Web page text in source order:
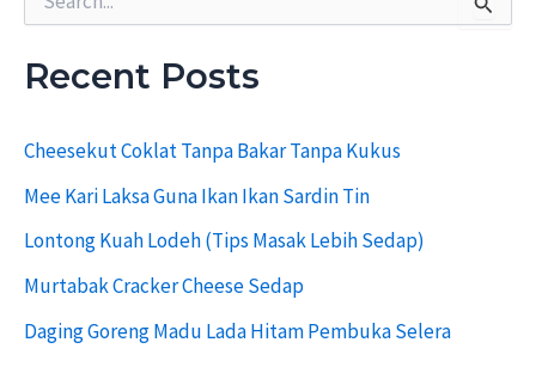
r
c
o
:
Recent Posts
Cheesekut Coklat Tanpa Bakar Tanpa Kukus
Mee Kari Laksa Guna Ikan Ikan Sardin Tin
Lontong Kuah Lodeh (Tips Masak Lebih Sedap)
Murtabak Cracker Cheese Sedap
Daging Goreng Madu Lada Hitam Pembuka Selera